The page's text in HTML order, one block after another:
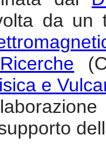
da un
e